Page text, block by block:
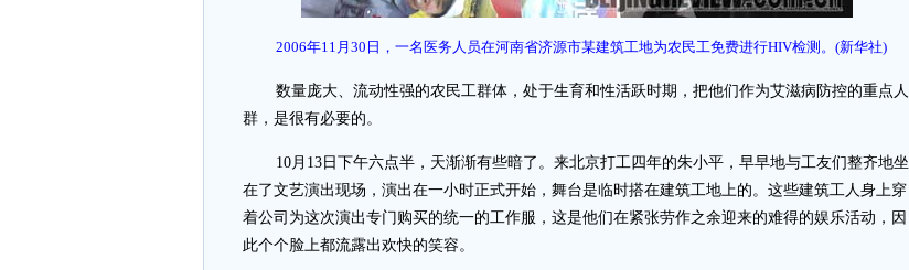
2006年11月30日，一名医务人员在河南省济源市某建筑工地为农民工免费进行HIV检测。(新华社)
数量庞大、流动性强的农民工群体，处于生育和性活跃时期，把他们作为艾滋病防控的重点人
群，是很有必要的。
10月13日下午六点半，天渐渐有些暗了。来北京打工四年的朱小平，早早地与工友们整齐地坐
在了文艺演出现场，演出在一小时正式开始，舞台是临时搭在建筑工地上的。这些建筑工人身上穿
着公司为这次演出专门购买的统一的工作服，这是他们在紧张劳作之余迎来的难得的娱乐活动，因
此个个脸上都流露出欢快的笑容。